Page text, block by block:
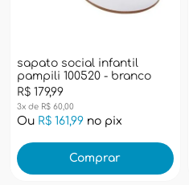
sapato social infantil
pampili 100520 - branco
R$ 179,99
3x de R$ 60,00
Ou R$ 161,99 no pix
Comprar